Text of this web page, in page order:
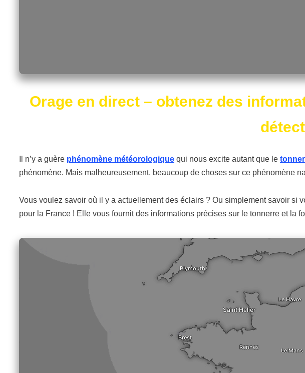
Orage en direct – obtenez des
Il n’y a guère phénomène météorologique qui nous excite autant que le
phénomène. Mais malheureusement, beaucoup de choses sur ce phénomène
Vous voulez savoir où il y a actuellement des éclairs ? Ou simplement savoir si
pour la France ! Elle vous fournit des informations précises sur le tonnerre et la